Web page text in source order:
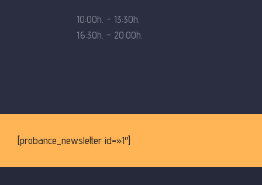
10:00h. – 13:30h.
16:30h. – 20:00h.
[probance_newsletter id=»1″]